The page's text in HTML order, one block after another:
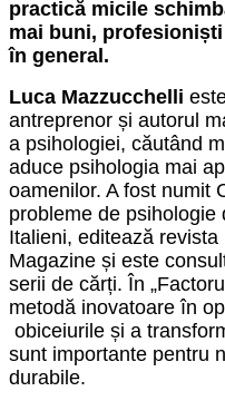
practică micile
mai buni,
în general.
Luca Mazzucchelli
antreprenor și autorul
a psihologiei, căutând
aduce psihologia mai
oamenilor. A fost numit
probleme de psihologie
Italieni, editează
Magazine și este
serii de cărți. În
metodă inovatoare în
obiceiurile și a
sunt importante pentru
durabile.